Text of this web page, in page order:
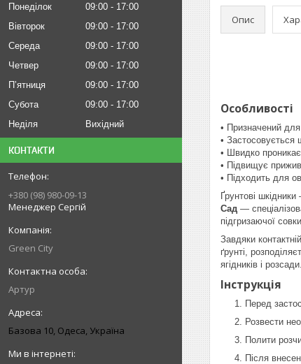
Понеділок 09:00
17:00
Вівторок
09:00
17:00
Середа
09:00
17:00
Четвер
09:00
17:00
Пʼятниця
09:00
17:00
Субота
09:00
17:00
Неділя
Вихідний
КОНТАКТИ
+380 (98) 980-09-13
Менеджер Сергій
Green City
Артур
Базова 10, Одеса, Україна
Опис
Особливості
• Призначений
• Застосовується
• Швидко проникає
• Підвищує
• Підходить для
Ґрунтові
Сад —
підгризаючої
Завдяки
ґрунті,
ягідників і розсади.
Інструкція
Перед
Розвести
Полити
Після